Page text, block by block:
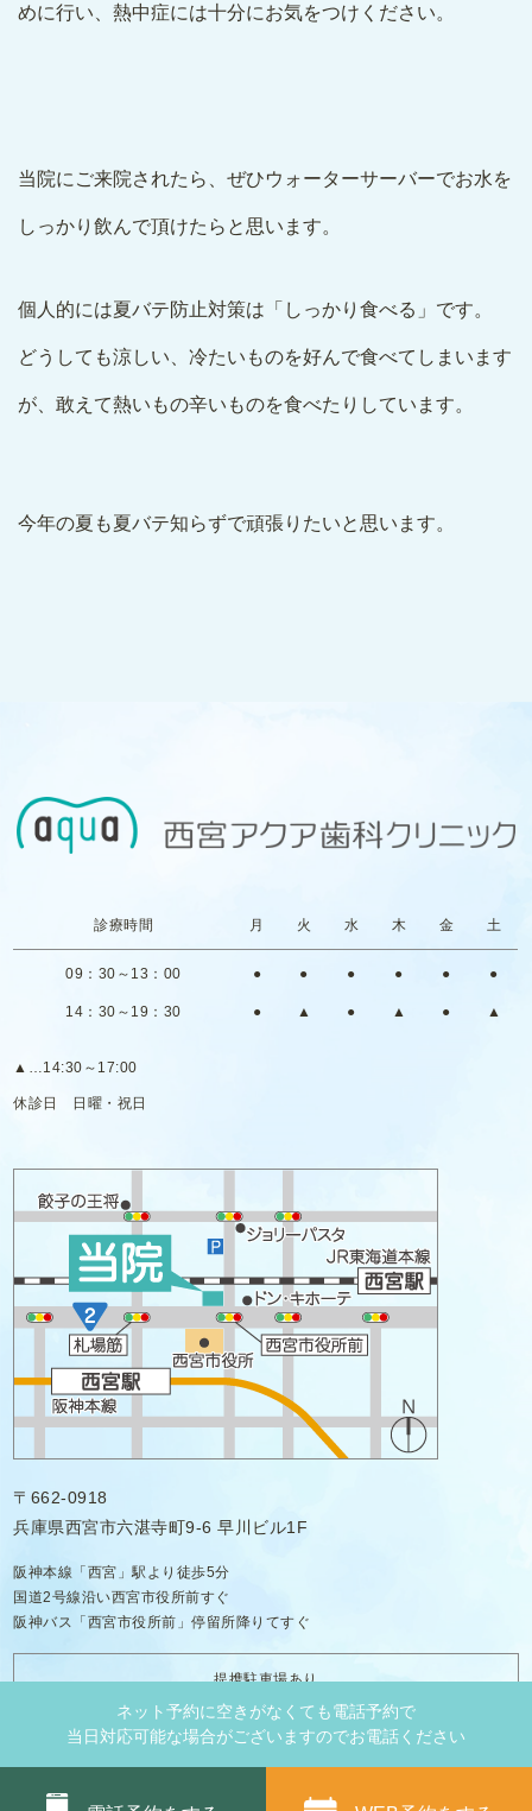
めに行い、熱中症には十分にお気をつけください。
当院にご来院されたら、ぜひウォーターサーバーでお水を
しっかり飲んで頂けたらと思います。
個人的には夏バテ防止対策は「しっかり食べる」です。
どうしても涼しい、冷たいものを好んで食べてしまいます
が、敢えて熱いもの辛いものを食べたりしています。
今年の夏も夏バテ知らずで頑張りたいと思います。
無料
ネット予約に空きがなくても電話予約で
当日対応可能な場合がございますのでお電話ください
診療時間 月 火 水 木 金 土
09：30～13：00 ● ● ● ● ● ●
14：30～19：30 ● ▲ ● ▲ ● ▲
▲ …14:30～17:00
休診日 日曜・祝日
〒662-0918
兵庫県西宮市六湛寺町9-6 早川ビル1F
阪神本線「西宮」駅より徒歩5分
国道2号線沿い西宮市役所前すぐ
阪神バス「西宮市役所前」停留所降りてすぐ
提携駐車場あり